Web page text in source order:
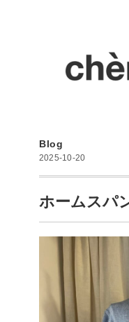
Blog
2025-10-20
ホームスパ